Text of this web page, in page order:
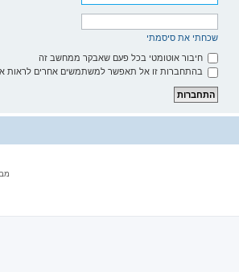
שכחתי את סיסמתי
חיבור אוטומטי בכל פעם שאבקר ממחשב זה
בהתחברות זו אל תאפשר למשתמשים אחרים לראות